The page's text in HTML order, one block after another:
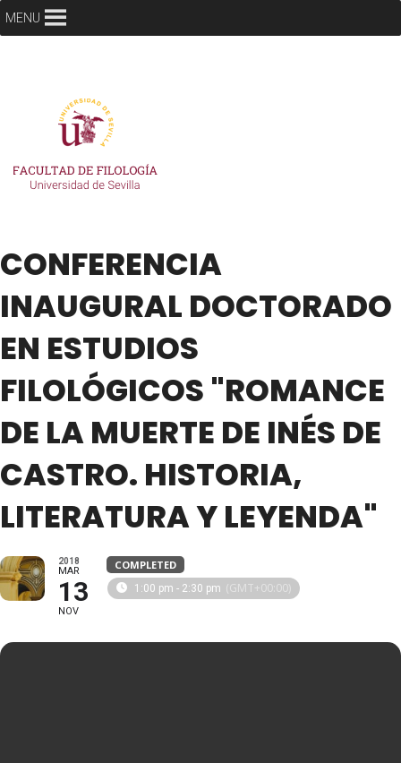
MENU
CONFERENCIA
INAUGURAL DOCTORADO
EN ESTUDIOS
FILOLÓGICOS "ROMANCE
DE LA MUERTE DE INÉS DE
CASTRO. HISTORIA,
LITERATURA Y LEYENDA"
2018
MAR
13
NOV
COMPLETED
1:00 pm - 2:30 pm (GMT+00:00)